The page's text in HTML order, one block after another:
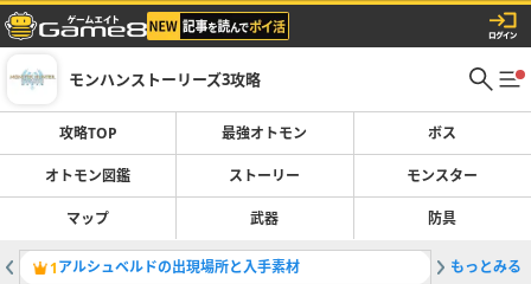
モンハンストーリーズ3攻略
攻略TOP 最強オトモン ボス
オトモン図鑑 ストーリー モンスター
マップ 武器 防具
1アルシュベルドの出現場所と入手素材 2超竜化
もっとみる